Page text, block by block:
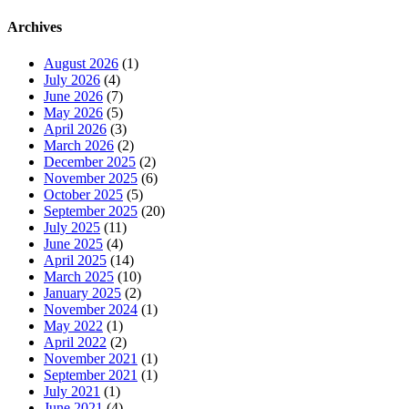
Archives
August 2026 (1)
July 2026 (4)
June 2026 (7)
May 2026 (5)
April 2026 (3)
March 2026 (2)
December 2025 (2)
November 2025 (6)
October 2025 (5)
September 2025 (20)
July 2025 (11)
June 2025 (4)
April 2025 (14)
March 2025 (10)
January 2025 (2)
November 2024 (1)
May 2022 (1)
April 2022 (2)
November 2021 (1)
September 2021 (1)
July 2021 (1)